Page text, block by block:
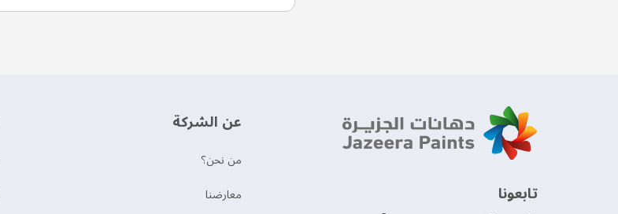
‫تابعونا‬
عن الشركة
من نحن؟
‫معارضنا‬